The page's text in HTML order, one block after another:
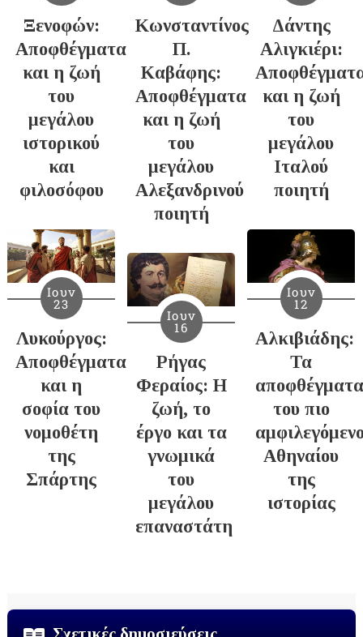
Ξενοφών:
Αποφθέγματα
και η ζωή
του
μεγάλου
ιστορικού
και
φιλοσόφου
Κωνσταντίνος
Π.
Καβάφης:
Αποφθέγματα
και η ζωή
του
μεγάλου
Αλεξανδρινού
ποιητή
Δάντης
Αλιγκιέρι:
και η ζωή
του
μεγάλου
Ιταλού
ποιητή
Ιουν
23
Λυκούργος:
Αποφθέγματα
και η
σοφία του
νομοθέτη
της
Σπάρτης
Ιουν
16
Ρήγας
Φεραίος: Η
ζωή, το
έργο και τα
γνωμικά
του
μεγάλου
επαναστάτη
Ιουν
12
Αλκιβιάδης:
Τα
αποφθέγματα
του πιο
Αθηναίου
της
ιστορίας